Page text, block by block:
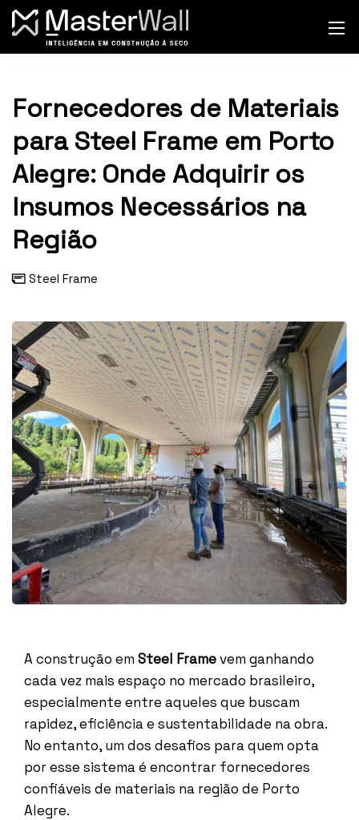
Fornecedores de Materiais
para Steel Frame em Porto
Alegre: Onde Adquirir os
Insumos Necessários na
Região
Steel Frame
A construção em Steel Framevem ganhando
cada vez mais espaço no mercado brasileiro,
especialmente entre aqueles que buscam
rapidez, eficiência e sustentabilidade na obra.
No entanto, um dos desafios para quem opta
por esse sistema é encontrar fornecedores
confiáveis de materiais na região de Porto
Alegre.